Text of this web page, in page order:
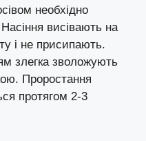
необхідно
висівають на
і не присипають.
злегка зволожують
Проростання
протягом 2-3